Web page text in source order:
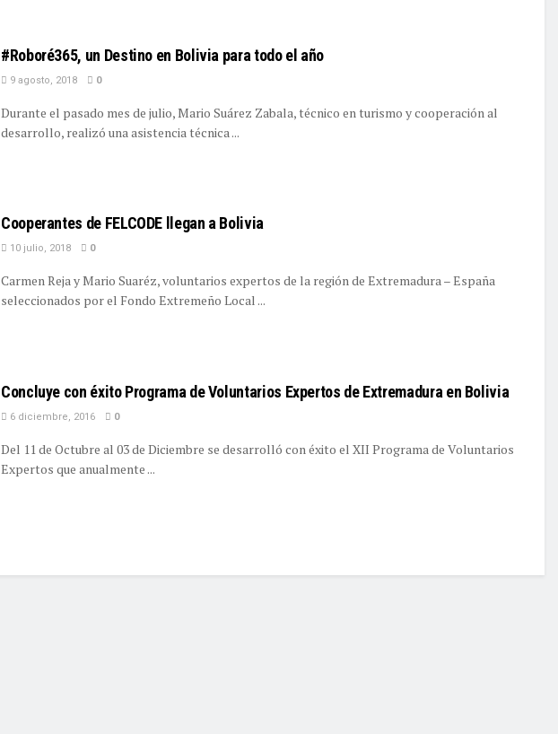
#Roboré365, un Destino en Bolivia para todo el año
9 agosto, 2018 0
Durante el pasado mes de julio, Mario Suárez Zabala, técnico en turismo y cooperación al
desarrollo, realizó una asistencia técnica ...
Cooperantes de FELCODE llegan a Bolivia
10 julio, 2018 0
Carmen Reja y Mario Suaréz, voluntarios expertos de la región de Extremadura – España
seleccionados por el Fondo Extremeño Local ...
Concluye con éxito Programa de Voluntarios Expertos de Extremadura en Bolivia
6 diciembre, 2016 0
Del 11 de Octubre al 03 de Diciembre se desarrolló con éxito el XII Programa de Voluntarios
Expertos que anualmente ...